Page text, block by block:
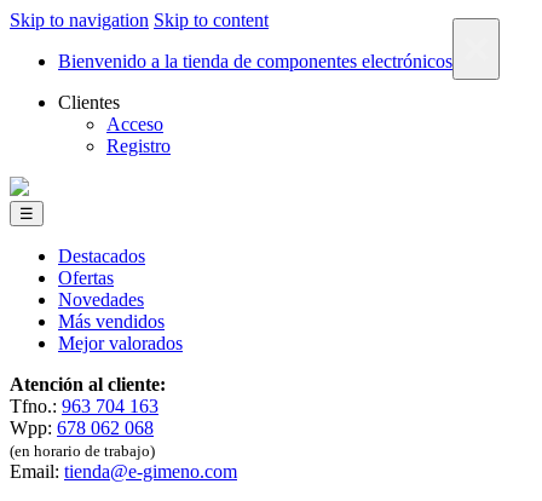
Skip to navigation Skip to content
Bienvenido a la tienda de componentes electrónicos
Clientes
Acceso
Registro
☰
Destacados
Ofertas
Novedades
Más vendidos
Mejor valorados
Atención al cliente:
Tfno.: 963 704 163
Wpp: 678 062 068
(en horario de trabajo)
Email: tienda@e-gimeno.com